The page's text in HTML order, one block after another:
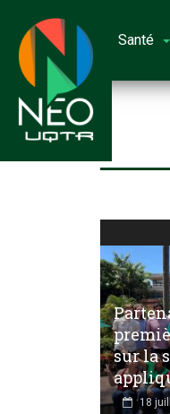
Santé
sur la
18